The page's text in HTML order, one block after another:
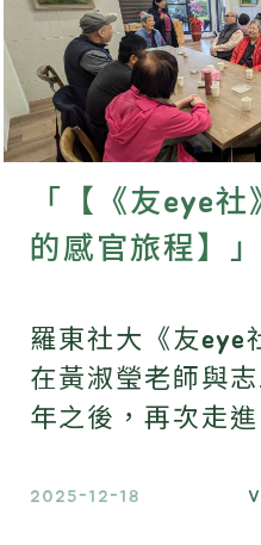
「【《友eye
的感官旅程】」
羅東社大《友eye
在黃淑瑩老師與
年之後，再次走
開一場細膩而動
2025-12-18